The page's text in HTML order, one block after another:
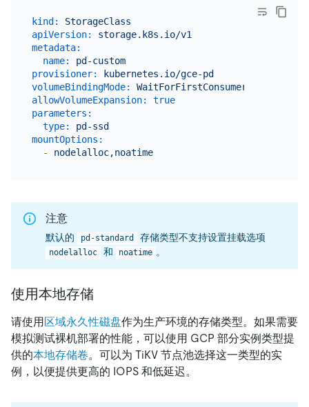
kind:
StorageClass
apiVersion:
storage.k8s.io/v1
metadata:
name:
pd-custom
provisioner:
kubernetes.io/gce-pd
volumeBindingMode:
WaitForFirstConsumer
allowVolumeExpansion:
true
parameters:
type:
pd-ssd
mountOptions:
-
nodelalloc,noatime
注意
默认的 pd-standard 存储类型不支持设置挂载选项
nodelalloc 和 noatime 。
使用本地存储
请使用 区域永久性磁盘作为生产环境的存储类型。如果需要
模拟测试裸机部署的性能，可以使用 GCP 部分实例类型提
供的本地存储卷。可以为 TiKV 节点池选择这一类型的实
例，以便提供更高的 IOPS 和低延迟。